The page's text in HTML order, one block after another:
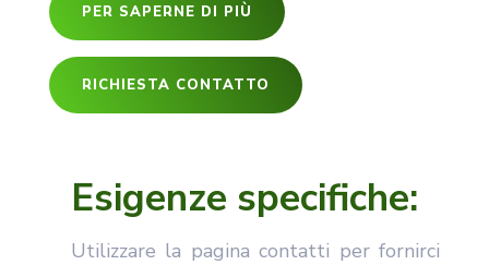
PER SAPERNE DI PIÙ
RICHIESTA CONTATTO
Esigenze specifiche:
Utilizzare la pagina contatti per fornirci